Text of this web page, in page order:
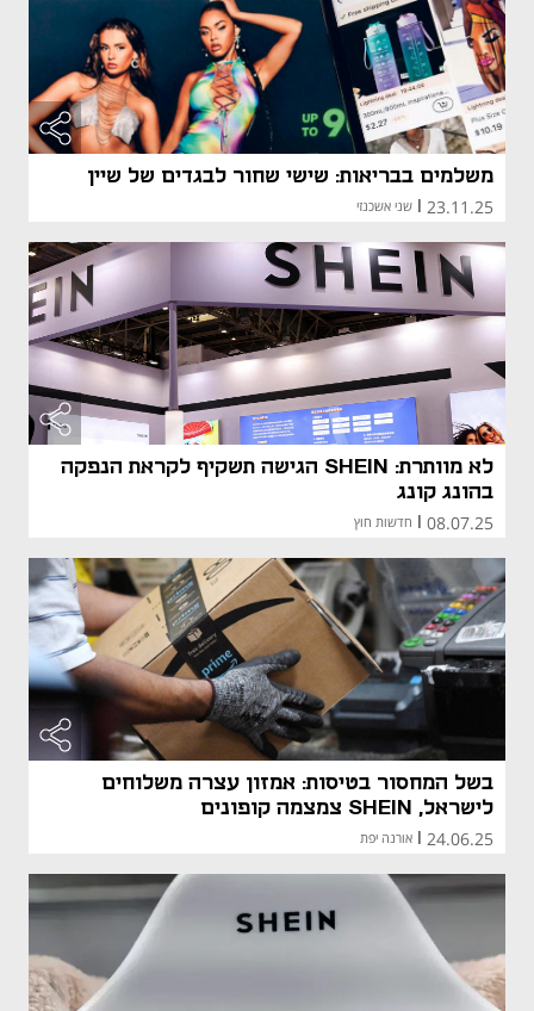
משלמים בבריאות: שישי שחור לבגדים של שיין
23.11.25 שני אשכנזי
לא מוותרת: SHEIN הגישה תשקיף לקראת הנפקה
בהונג קונג
08.07.25 חדשות חוץ
בשל המחסור בטיסות: אמזון עצרה משלוחים
לישראל, SHEIN צמצמה קופונים
24.06.25
| אורנה יפת